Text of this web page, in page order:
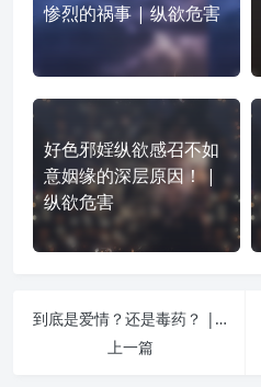
惨烈的祸事 | 纵欲危害
好色邪婬纵欲感召不如
意姻缘的深层原因！ |
纵欲危害
到底是爱情？还是毒药？ | 纵欲危害
上一篇